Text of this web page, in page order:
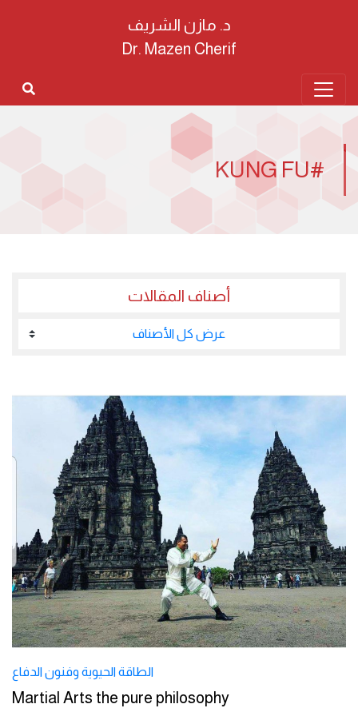
د. مازن الشريف
Dr. Mazen Cherif
#KUNG FU
أصناف المقالات
عرض كل الأصناف
الطاقة الحيوية وفنون الدفاع
Martial Arts the pure philosophy